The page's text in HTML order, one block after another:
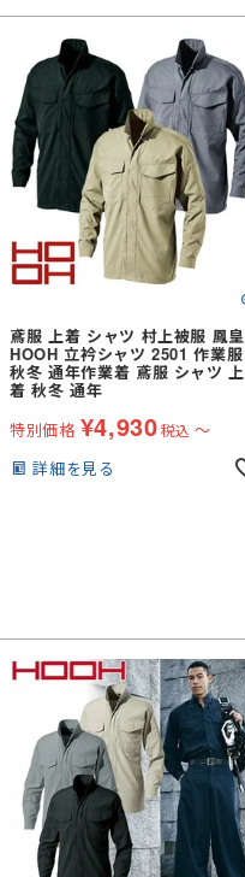
鳶服 上着 シャツ 村上被服 鳳皇
HOOH 立衿シャツ 2501 作業服
秋冬 通年作業着 鳶服 シャツ 上
着 秋冬 通年
特別価格 ¥4,930税込 〜
詳細を見る